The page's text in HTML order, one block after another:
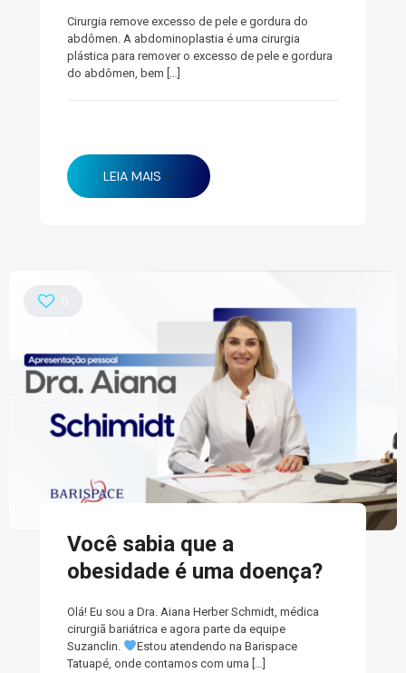
Cirurgia remove excesso de pele e gordura do
abdômen. A abdominoplastia é uma cirurgia
plástica para remover o excesso de pele e gordura
do abdômen, bem […]
LEIA MAIS
Você sabia que a
obesidade é uma doença?
Olá! Eu sou a Dra. Aiana Herber Schmidt, médica
cirurgiã bariátrica e agora parte da equipe
Suzanclin.
Estou atendendo na Barispace
Tatuapé, onde contamos com uma […]